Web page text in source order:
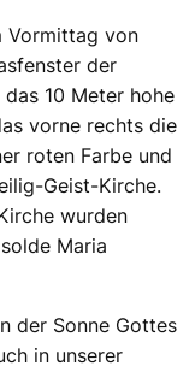
Vormittag von
der
10 Meter hohe
vorne rechts die
roten Farbe und
Geist-Kirche.
wurden
Maria
der Sonne Gottes
in unserer